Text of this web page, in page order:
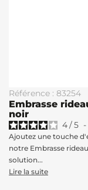
Référence : 83254
Embrasse
noir
4/5 -
Ajoutez une touche
notre Embrasse
solution...
Lire la suite